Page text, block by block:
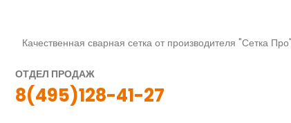
Качественная сварная сетка от производителя "Сетка
ОТДЕЛ ПРОДАЖ
8(495)128-41-27